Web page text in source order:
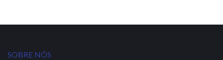
SOBRE NÓS